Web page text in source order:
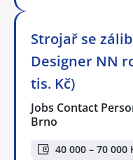
Strojař se
Designer NN
tis. Kč)
Jobs Contact
Brno
40 000 – 70 000